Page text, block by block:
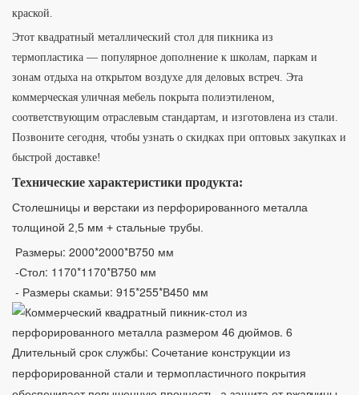
краской.
Этот квадратный металлический стол для пикника из
термопластика — популярное дополнение к школам, паркам и
зонам отдыха на открытом воздухе для деловых встреч. Эта
коммерческая уличная мебель покрыта полиэтиленом,
соответствующим отраслевым стандартам, и изготовлена ​​из стали.
Позвоните сегодня, чтобы узнать о скидках при оптовых закупках и
быстрой доставке!
Технические характеристики продукта:
Столешницы и верстаки из перфорированного металла
толщиной 2,5 мм + стальные трубы.
Размеры: 2000*2000*В750 мм
-Стол: 1170*1170*В750 мм
- Размеры скамьи: 915*255*В450 мм
Длительный срок службы: Сочетание конструкции из
перфорированной стали и термопластичного покрытия